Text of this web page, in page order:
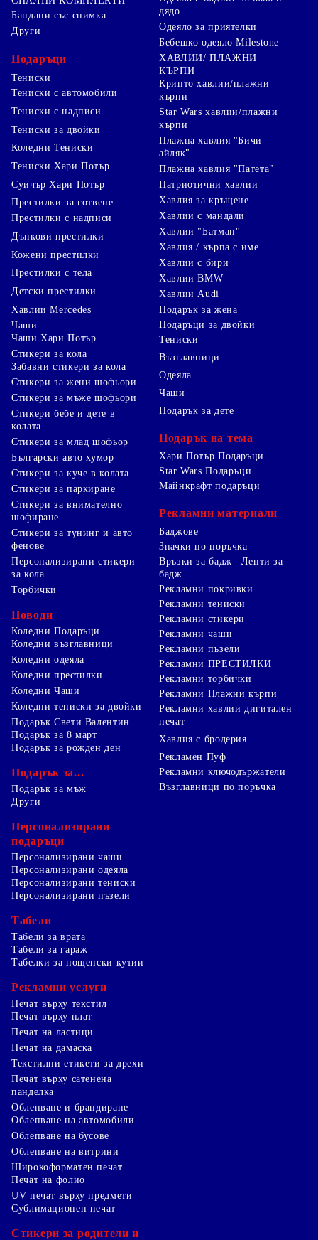
Бандани със снимка
Други
Подаръци
Тениски
Тениски с автомобили
Тениски с надписи
Тениски за двойки
Коледни Тениски
Тениски Хари Потър
Суичър Хари Потър
Престилки за готвене
Престилки с надписи
Дънкови престилки
Кожени престилки
Престилки с тела
Детски престилки
дядо
Одеяло за приятелки
Бебешко одеяло Milestone
ХАВЛИИ/ ПЛАЖНИ
КЪРПИ
Крипто хавлии/плажни
кърпи
Star Wars хавлии/плажни
кърпи
Плажна хавлия "Бичи
айляк"
Плажна хавлия "Патета"
Патриотични хавлии
Хавлия за кръщене
Хавлии с мандали
Хавлии "Батман"
Хавлия / кърпа с име
Хавлии с бири
Хавлии BMW
Хавлии Audi
Хавлии Mercedes
Чаши
Чаши Хари Потър
Стикери за кола
Забавни стикери за кола
Стикери за жени шофьори
Стикери за мъже шофьори
Стикери бебе и дете в
колата
Стикери за млад шофьор
Български авто хумор
Стикери за куче в колата
Стикери за паркиране
Стикери за внимателно
шофиране
Стикери за тунинг и авто
фенове
Персонализирани стикери
за кола
Торбички
Поводи
Коледни Подаръци
Коледни възглавници
Коледни одеяла
Коледни престилки
Коледни Чаши
Коледни тениски за двойки
Подарък Свети Валентин
Подарък за 8 март
Подарък за рожден ден
Подарък за...
Подарък за мъж
Подарък за жена
Подаръци за двойки
Тениски
Възглавници
Одеяла
Чаши
Подарък за дете
Подарък на тема
Хари Потър Подаръци
Star Wars Подаръци
Майнкрафт подаръци
Рекламни материали
Баджове
Значки по поръчка
Връзки за бадж | Ленти за
бадж
Рекламни покривки
Рекламни тениски
Рекламни стикери
Рекламни чаши
Рекламни пъзели
Рекламни ПРЕСТИЛКИ
Рекламни торбички
Рекламни Плажни кърпи
Рекламни хавлии дигитален
печат
Хавлия с бродерия
Рекламен Пуф
Рекламни ключодържатели
Възглавници по поръчка
Други
Персонализирани
подаръци
Персонализирани чаши
Персонализирани одеяла
Персонализирани тениски
Персонализирани пъзели
Табели
Табели за врата
Табели за гараж
Табелки за пощенски кутии
Рекламни услуги
Печат върху текстил
Печат върху плат
Печат на ластици
Печат на дамаска
Текстилни етикети за дрехи
Печат върху сатенена
панделка
Облепване и брандиране
Облепване на автомобили
Облепване на бусове
Облепване на витрини
Широкоформатен печат
Печат на фолио
UV печат върху предмети
Сублимационен печат
Стикери за родители и